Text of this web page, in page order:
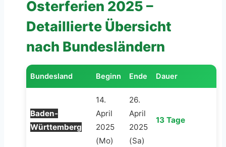
Osterferien 2025 –
Detaillierte Übersicht
nach Bundesländern
Bundesland Beginn Ende Dauer
Baden-
Württemberg
14.
April
2025
(Mo)
26.
April
2025
(Sa)
13 Tage